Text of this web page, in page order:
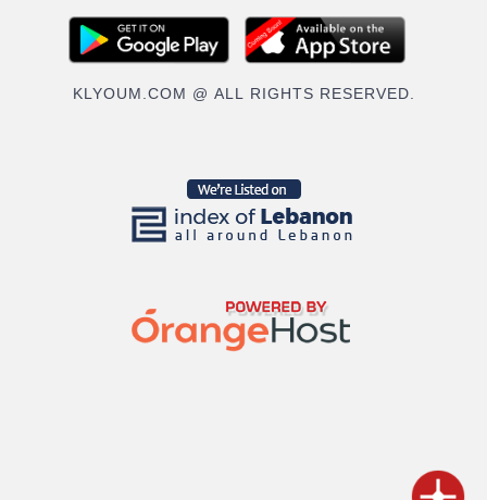
KLYOUM.COM @ ALL RIGHTS RESERVED.